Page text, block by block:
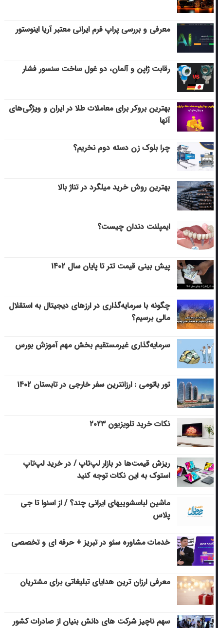
معرفی و بررسی پراپ فرم ایرانی معتبر آریا اینوستور
رقابت ژاپن و آلمان، دو غول ساخت سنسور فشار
بهترین بروکر برای معاملات طلا در ایران و ویژگی‌های
آنها
چرا بلوک زن دسته دوم نخریم؟
بهترین روش خرید میلگرد در تناژ بالا
ایمپلنت دندان چیست؟
پیش بینی قیمت تتر تا پایان سال ۱۴۰۲
چگونه با سرمایه‌گذاری در ارزهای دیجیتال به استقلال
مالی برسیم؟
سرمایه‌گذاری غیرمستقیم بخش مهم آموزش بورس
تور باتومی : ارزانترین سفر خارجی در تابستان ۱۴۰۲
نکات خرید تلویزیون ۲۰۲۳
ریزش قیمت‌ها در بازار لپ‌تاپ / در خرید لپ‌تاپ
استوک به این نکات توجه کنید
ماشین لباسشویی‎های ایرانی چند؟ / از اسنوا تا جی
پلاس
خدمات مشاوره سئو در تبریز + حرفه ای و تخصصی
معرفی ارزان ترین هدایای تبلیغاتی برای مشتریان
سهم ناچیز شرکت های دانش بنیان از صادرات کشور